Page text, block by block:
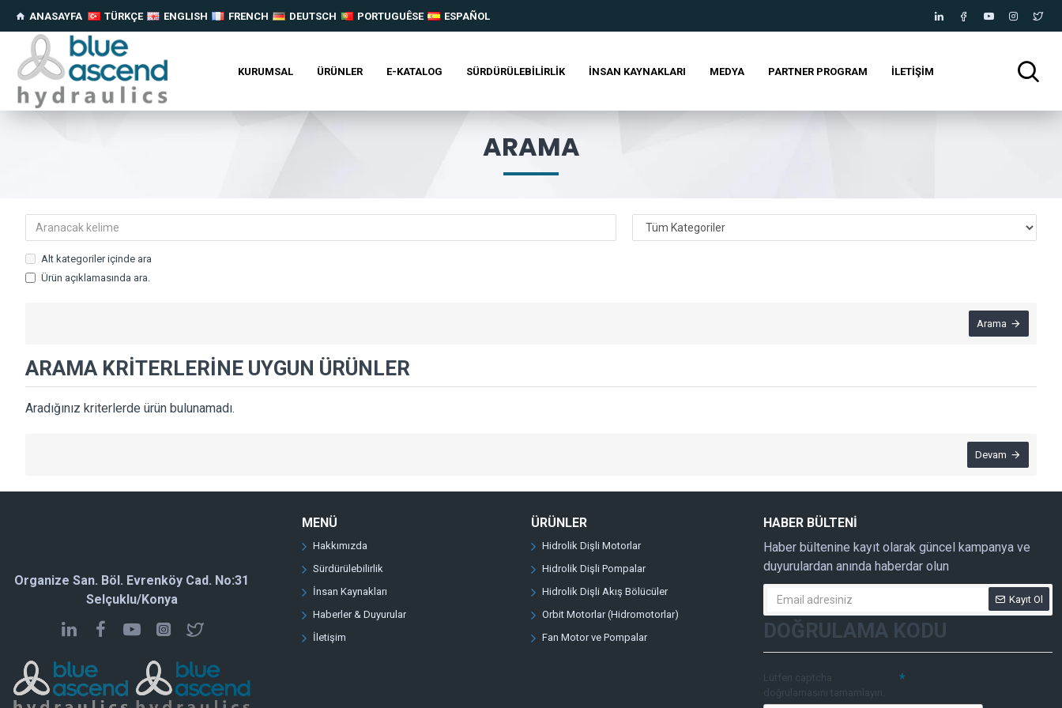
ANASAYFA TÜRKÇE ENGLISH FRENCH DEUTSCH PORTUGUÊSE ESPAÑOL
KURUMSAL ÜRÜNLER E-KATALOG SÜRDÜRÜLEBILIRLIK İNSAN KAYNAKLARI MEDYA PARTNER PROGRAM İLETIŞIM
ARAMA
Alt kategoriler içinde ara
Ürün açıklamasında ara.
Arama
ARAMA KRITERLERINE UYGUN ÜRÜNLER
Aradığınız kriterlerde ürün bulunamadı.
Devam
Organize San. Böl. Evrenköy Cad. No:31
Selçuklu/Konya
MENÜ
Hakkımızda
Sürdürülebilirlik
İnsan Kaynakları
Haberler & Duyurular
İletişim
ÜRÜNLER
Hidrolik Dişli Motorlar
Hidrolik Dişli Pompalar
Hidrolik Dişli Akış Bölücüler
Orbit Motorlar (Hidromotorlar)
Fan Motor ve Pompalar
HABER BÜLTENI
Haber bültenine kayıt olarak güncel kampanya ve
duyurulardan anında haberdar olun
Kayıt Ol
DOĞRULAMA KODU
Lütfen captcha
doğrulamasını tamamlayın.